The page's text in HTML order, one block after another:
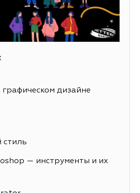
дизайне
— инструменты и их